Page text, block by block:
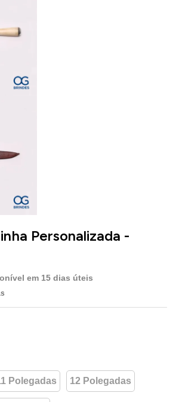
Personalizada -
em 15 dias úteis
Polegadas 12 Polegadas